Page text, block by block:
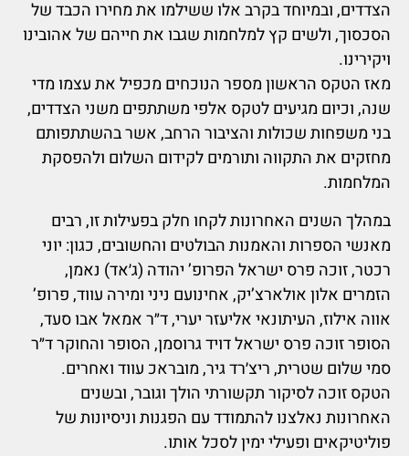
הצדדים, ובמיוחד בקרב אלו ששילמו את מחירו הכבד של
הסכסוך, ולשים קץ למלחמות שגבו את חייהם של אהובינו
ויקירינו.
מאז הטקס הראשון מספר הנוכחים מכפיל את עצמו מדי
שנה, וכיום מגיעים לטקס אלפי משתתפים משני הצדדים,
בני משפחות שכולות והציבור הרחב, אשר בהשתתפותם
מחזקים את התקווה ותורמים לקידום השלום ולהפסקת
המלחמות.
במהלך השנים האחרונות לקחו חלק בפעילות זו, רבים
מאנשי הספרות והאמנות הבולטים והחשובים, כגון: יוני
רכטר, זוכה פרס ישראל הפרופ’ יהודה (ג׳אד) נאמן,
הזמרים אלון אולארצ’יק, אחינועם ניני ומירה עווד, פרופ’
אווה אילוז, העיתונאי אליעזר יערי, ד״ר אמאל אבו סעד,
הסופר זוכה פרס ישראל דויד גרוסמן, הסופר והחוקר ד״ר
סמי שלום שטרית, ריצ׳רד גיר, מובראכ עווד ואחרים.
הטקס זוכה לסיקור תקשורתי הולך וגובר, ובשנים
האחרונות נאלצנו להתמודד עם הפגנות וניסיונות של
פוליטיקאים ופעילי ימין לסכל אותו.